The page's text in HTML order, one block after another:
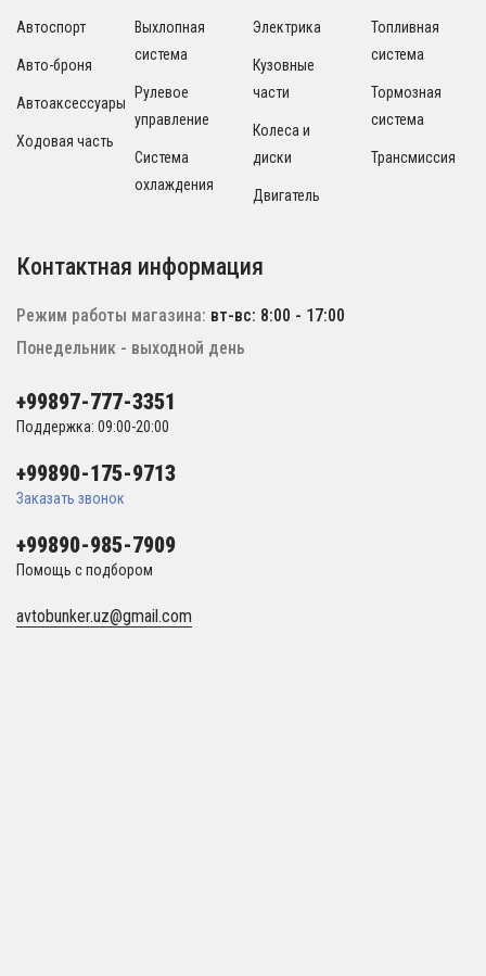
Автоспорт
Авто-броня
Автоаксессуары
Ходовая часть
Выхлопная
система
Рулевое
управление
Система
охлаждения
Электрика
Кузовные
части
Колеса и
диски
Двигатель
Топливная
система
Тормозная
система
Трансмиссия
Контактная информация
Режим работы магазина: вт-вс: 8:00 - 17:00
Понедельник - выходной день
+99897-777-3351
Поддержка: 09:00-20:00
+99890-175-9713
Заказать звонок
+99890-985-7909
Помощь с подбором
avtobunker.uz@gmail.com